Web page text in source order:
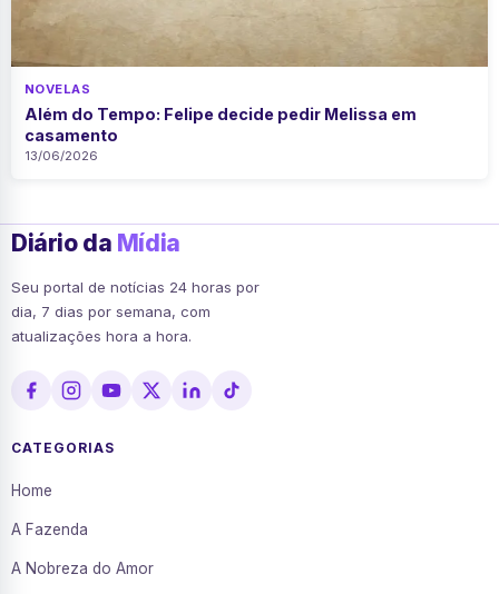
NOVELAS
Além do Tempo: Felipe decide pedir Melissa em
casamento
13/06/2026
Diário da Mídia
Seu portal de notícias 24 horas por
dia, 7 dias por semana, com
atualizações hora a hora.
CATEGORIAS
Home
A Fazenda
A Nobreza do Amor